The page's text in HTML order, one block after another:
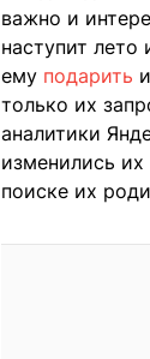
важно и
наступит лето
ему подарить
только их
аналитики
изменились
поиске их